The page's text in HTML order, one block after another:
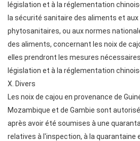
législation et à la réglementation
la sécurité sanitaire des aliments et
phytosanitaires, ou aux normes
des aliments, concernant les noix de
elles prendront les mesures
législation et à la réglementation
X. Divers
Les noix de cajou en provenance de
Mozambique et de Gambie sont
après avoir été soumises à une
relatives à l'inspection, à la quarantaine